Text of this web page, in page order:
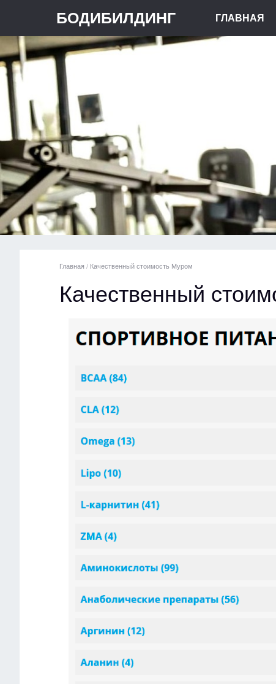
БОДИБИЛДИНГ ГЛАВНАЯ
Главная / Качественный стоимость Муром
Качественный